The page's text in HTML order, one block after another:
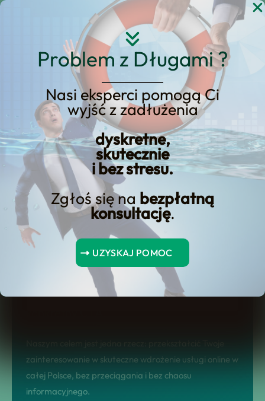
Problem z Długami ?
Nasi eksperci pomogą Ci
wyjść z zadłużenia
dyskretne,
skutecznie
i bez stresu.
Zgłoś się na bezpłatną
konsultację.
UZYSKAJ POMOC
Przejdź
KREDYT123.PL – OFERTA SPRZEDAŻOWA
upadłość konsumencka
katowice forum
Szukasz rozwiązania typu upadłość
konsumencka katowice forum? Ta
podstrona została przebudowana jako
landing sprzedażowy: jasno pokazuje
korzyści, etapy współpracy, FAQ i
zainteresowanie w skuteczne wdrożenie usługi online w
całej Polsce, bez przeciągania i bez chaosu
informacyjnego.